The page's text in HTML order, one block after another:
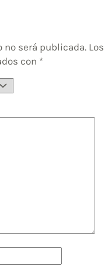
no será publicada. Los
con *